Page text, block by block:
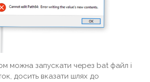
можна запускати через bat файл і
досить вказати шлях до